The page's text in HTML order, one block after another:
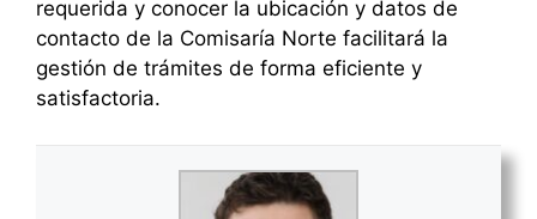
requerida y conocer la ubicación y datos de
contacto de la Comisaría Norte facilitará la
gestión de trámites de forma eficiente y
satisfactoria.